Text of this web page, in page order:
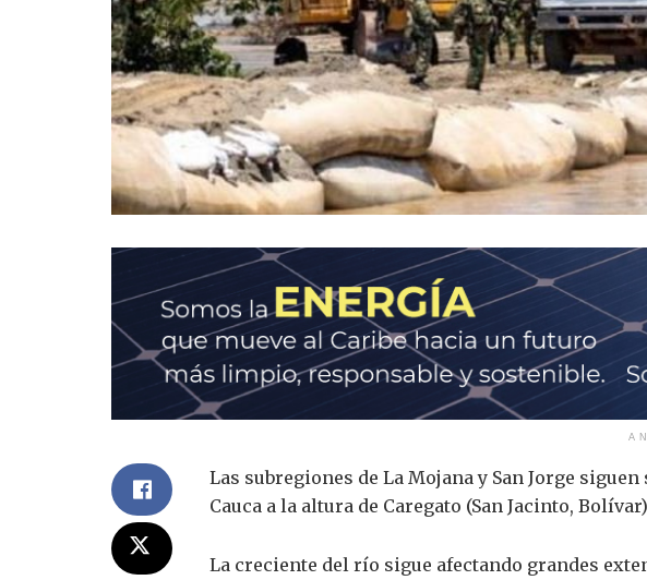
Las subregiones de La Mojana y San Jorge
Cauca a la altura de Caregato (San Jacinto,
La creciente del río sigue afectando grandes